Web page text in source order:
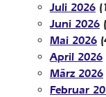
Juli 2026
Juni 2026
Mai 2026
April 2026
März 2026
Februar